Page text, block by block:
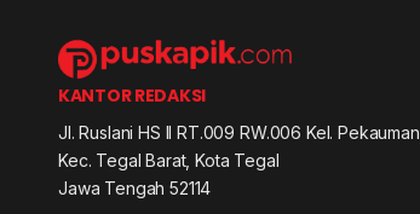
KANTOR REDAKSI
Jl. Ruslani HS II RT.009 RW.006 Kel. Pekauman
Kec. Tegal Barat, Kota Tegal
Jawa Tengah 52114